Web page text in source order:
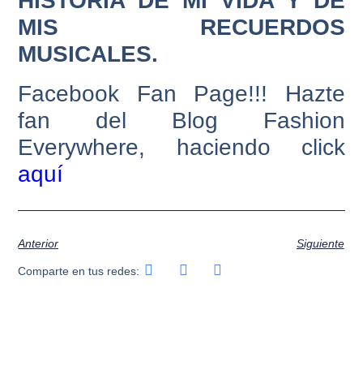
MIS RECUERDOS
MUSICALES.
Facebook Fan Page!!! Hazte
fan del Blog Fashion
Everywhere, haciendo click
aquí
Anterior Siguiente
Comparte en tus redes: